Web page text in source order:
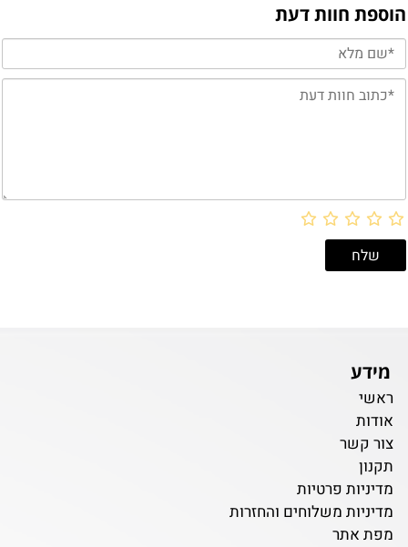
הוספת חוות דעת
מידע
ראשי
אודות
צור קשר
תקנון
מדיניות פרטיות
מדיניות משלוחים והחזרות
מפת אתר